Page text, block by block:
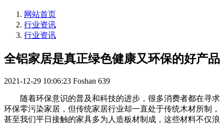
网站首页
行业资讯
行业资讯
全铝家居是真正绿色健康又环保的好产品
2021-12-29 10:06:23 Foshan 639
随着环保意识的普及和科技的进步，很多消费者都在寻求
环保零污染家居，但传统家居行业却一直处于传统木材所制，
甚至我们平日接触的家具多为人造板材制成，这些材料不仅浪